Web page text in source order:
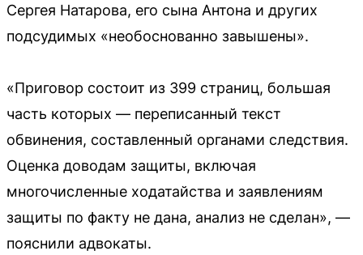
Сергея Натарова, его сына Антона и других
подсудимых «необоснованно завышены».
«Приговор состоит из 399 страниц, большая
часть которых — переписанный текст
обвинения, составленный органами следствия.
Оценка доводам защиты, включая
многочисленные ходатайства и заявлениям
защиты по факту не дана, анализ не сделан», —
пояснили адвокаты.